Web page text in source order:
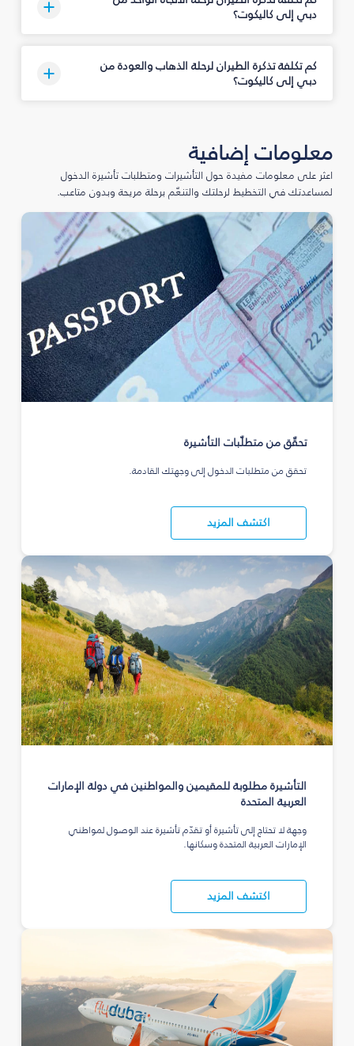
دبي إلى كاليكوت؟
كم تكلفة تذكرة الطيران لرحلة الذهاب والعودة من
دبي إلى كاليكوت؟
معلومات إضافية
اعثر على معلومات مفيدة حول التأشيرات ومتطلبات تأشيرة الدخول
لمساعدتك في التخطيط لرحلتك والتنعّم برحلة مريحة وبدون متاعب.
تحقّق من متطلّبات التأشيرة
تحقق من متطلبات الدخول إلى وجهتك القادمة.
اكتشف المزيد
التأشيرة مطلوبة للمقيمين والمواطنين في دولة الإمارات
العربية المتحدة
وجهة لا تحتاج إلى تأشيرة أو تقدّم تأشيرة عند الوصول لمواطني
الإمارات العربية المتحدة وسكانها.
اكتشف المزيد